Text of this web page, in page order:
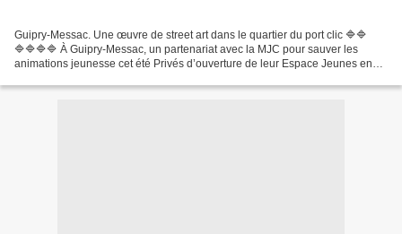
Guipry-Messac. Une œuvre de street art dans le quartier du port clic 🔷🔷
🔷🔷🔷🔷 À Guipry-Messac, un partenariat avec la MJC pour sauver les
animations jeunesse cet été Privés d’ouverture de leur Espace Jeunes en